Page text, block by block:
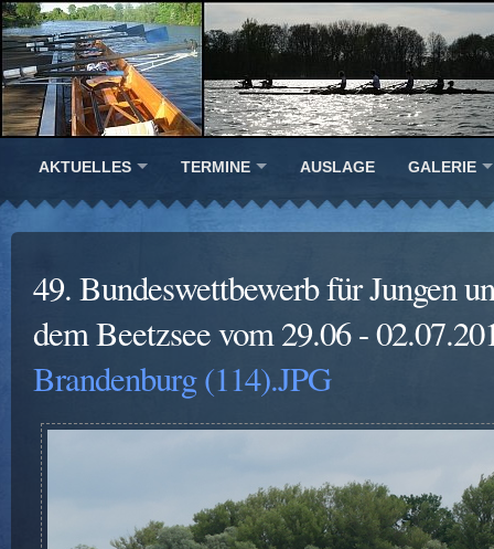
AKTUELLES TERMINE AUSLAGE GALERIE
49. Bundeswettbewerb für Jungen
dem Beetzsee vom 29.06 -
Brandenburg (114).JPG